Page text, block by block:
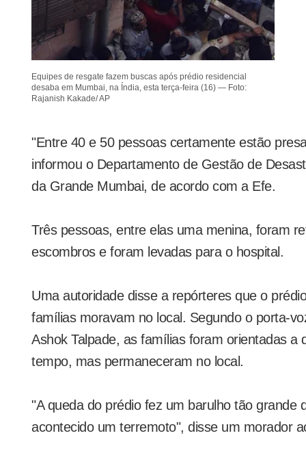
Equipes de resgate fazem buscas após prédio residencial
desaba em Mumbai, na Índia, esta terça-feira (16) — Foto:
Rajanish Kakade/ AP
"Entre 40 e 50 pessoas certamente estão
informou o Departamento de Gestão de
da Grande Mumbai, de acordo com a Efe.
Três pessoas, entre elas uma menina, foram
escombros e foram levadas para o hospital.
Uma autoridade disse a repórteres que o
famílias moravam no local. Segundo o porta-
Ashok Talpade, as famílias foram orientadas a
tempo, mas permaneceram no local.
"A queda do prédio fez um barulho tão grande
acontecido um terremoto", disse um morador